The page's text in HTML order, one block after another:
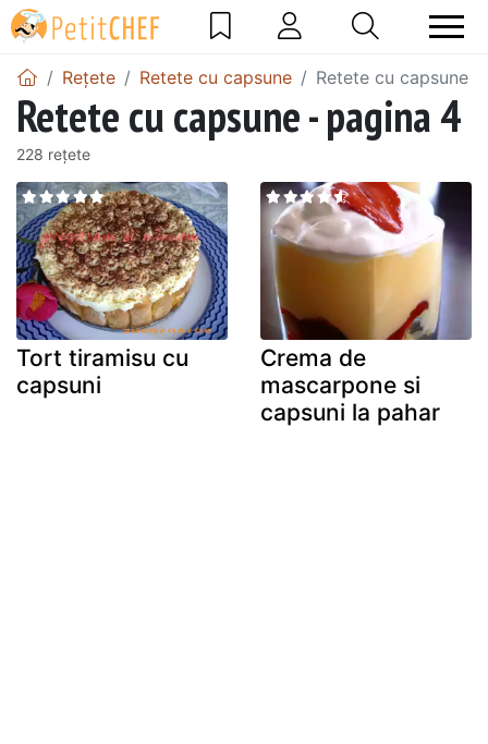
Rețete Retete cu capsune Retete cu capsune -
Retete cu capsune - pagina 4
228 rețete
Tort tiramisu cu
capsuni
Crema de
mascarpone si
capsuni la pahar